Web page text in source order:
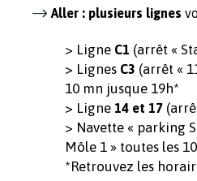
Aller : plusieurs lignes
> Ligne C1 (arrêt «
> Lignes C3 (arrêt «
10 mn jusque 19h*
> Ligne 14 et 17
> Navette « parking
Môle 1 » toutes les
*Retrouvez les